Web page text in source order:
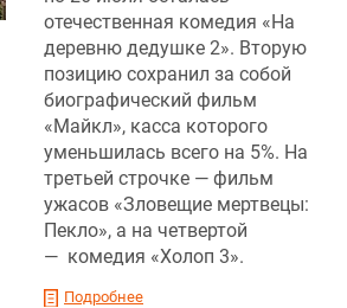
отечественная комедия «На
деревню дедушке 2». Вторую
позицию сохранил за собой
биографический фильм
«Майкл», касса которого
уменьшилась всего на 5%. На
третьей строчке — фильм
ужасов «Зловещие мертвецы:
Пекло», а на четвертой
— комедия «Холоп 3».
Подробнее